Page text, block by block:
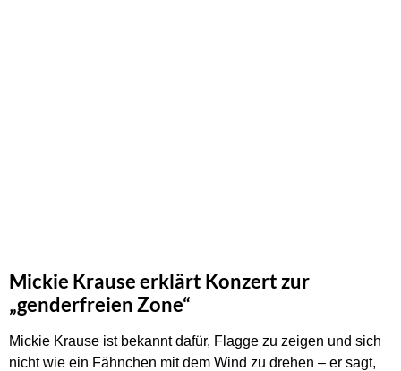
Mickie Krause erklärt Konzert zur
„genderfreien Zone“
Mickie Krause ist bekannt dafür, Flagge zu zeigen und sich
nicht wie ein Fähnchen mit dem Wind zu drehen – er sagt,